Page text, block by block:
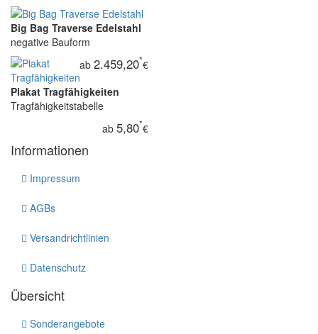
Big Bag Traverse Edelstahl
negative Bauform
ab 2.459,20*€
Plakat Tragfähigkeiten
Tragfähigkeitstabelle
ab 5,80*€
Informationen
Impressum
AGBs
Versandrichtlinien
Datenschutz
Übersicht
Sonderangebote